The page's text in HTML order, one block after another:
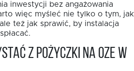
inwestycji bez angażowania
więc myśleć nie tylko o tym, jak
też jak sprawić, by instalacja
z pożyczki na OZE w